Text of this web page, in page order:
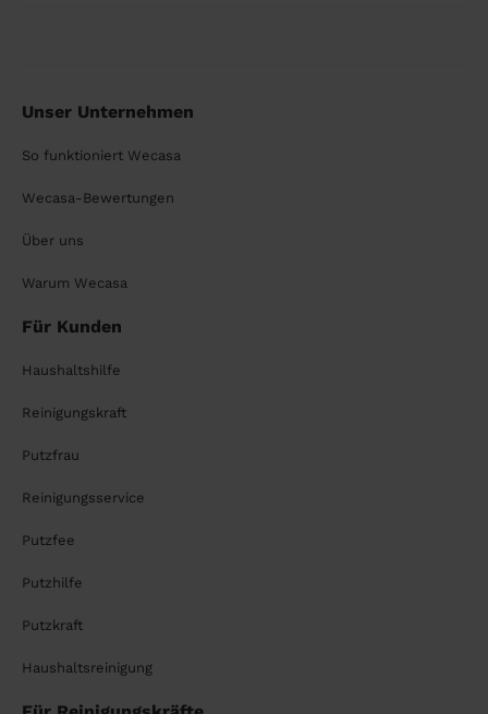
Unser Unternehmen
So funktioniert Wecasa
Wecasa-Bewertungen
Über uns
Warum Wecasa
Für Kunden
Haushaltshilfe
Reinigungskraft
Putzfrau
Reinigungsservice
Putzfee
Putzhilfe
Putzkraft
Haushaltsreinigung